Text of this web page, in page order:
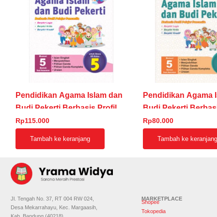
Pendidikan Agama Islam dan
Budi Pekerti Berbasis Profil
Pelajar Pancasila untuk SD/MI
Rp115.000
Tambah ke keranjang
Pendidikan Agama
Budi Pekerti
Pelajar Pancasila
Rp80.000
Tambah ke keranjang
Jl. Tengah No. 37, RT 004 RW 024,
Desa Mekarrahayu, Kec. Margaasih,
MARKETPLACE
Shopee
Tokopedia